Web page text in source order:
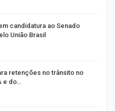
candidatura ao Senado
União Brasil
retenções no trânsito no
e do…